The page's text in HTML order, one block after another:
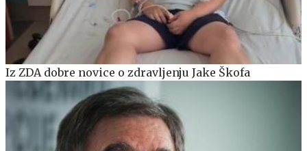
Iz ZDA dobre novice o zdravljenju Jake Škofa